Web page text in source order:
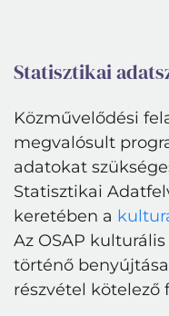
Statisztikai
Közművelődési
megvalósult
adatokat
Statisztikai
keretében a
Az OSAP
történő
részvétel kötelező